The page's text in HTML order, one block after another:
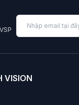
chọn hàng
thống trị thị
các CPU và
bus 3200MHz,
VISION